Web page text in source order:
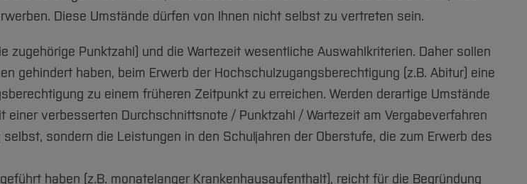
in der jeweiligen Nummer genannt sind, hinreichend Stellung genommen werden.
der Erkrankung sowie eine Prognose über den weiteren
nachvollziehbar sein. Als zusätzliche Nachweise sind z. B. der
der Ausmusterungsbescheid der Bundeswehr geeignet.
Diese Umstände dürfen von Ihnen nicht selbst zu vertreten sein.
Punktzahl) und die Wartezeit wesentliche Auswahlkriterien. Daher sollen
gehindert haben, beim Erwerb der Hochschulzugangsberechtigung (z.B. Abitur) eine
zu einem früheren Zeitpunkt zu erreichen. Werden derartige Umstände
verbesserten Durchschnittsnote / Punktzahl / Wartezeit am Vergabeverfahren
sondern die Leistungen in den Schuljahren der Oberstufe, die zum Erwerb des
haben (z.B. monatelanger Krankenhausaufenthalt), reicht für die Begründung